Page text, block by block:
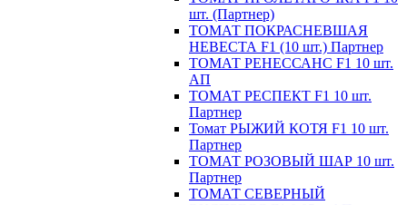
шт. (Партнер)
ТОМАТ ПОКРАСНЕВШАЯ
НЕВЕСТА F1 (10 шт.) Партнер
ТОМАТ РЕНЕССАНС F1 10 шт.
АП
ТОМАТ РЕСПЕКТ F1 10 шт.
Партнер
Томат РЫЖИЙ КОТЯ F1 10 шт.
Партнер
ТОМАТ РОЗОВЫЙ ШАР 10 шт.
Партнер
ТОМАТ СЕВЕРНЫЙ